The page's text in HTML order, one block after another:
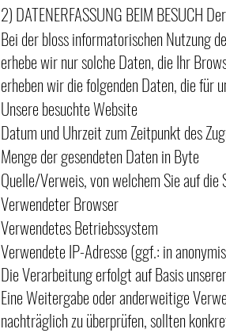
2) DATENERFASSUNG BEIM BESUCH
Bei der bloss informatorischen Nutzung
erhebe wir nur solche Daten, die Ihr
erheben wir die folgenden Daten, die für
Unsere besuchte Website
Datum und Uhrzeit zum Zeitpunkt des
Menge der gesendeten Daten in Byte
Quelle/Verweis, von welchem Sie auf die
Verwendeter Browser
Verwendetes Betriebssystem
Verwendete IP-Adresse (ggf.: in
Die Verarbeitung erfolgt auf Basis
Eine Weitergabe oder anderweitige
nachträglich zu überprüfen, sollten